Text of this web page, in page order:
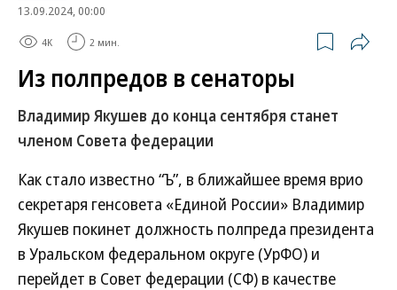
13.09.2024, 00:00
4K 2 мин.
Из полпредов в сенаторы
Владимир Якушев до конца сентября станет
членом Совета федерации
Как стало известно “Ъ”, в ближайшее время врио
секретаря генсовета «Единой России» Владимир
Якушев покинет должность полпреда президента
в Уральском федеральном округе (УрФО) и
перейдет в Совет федерации (СФ) в качестве